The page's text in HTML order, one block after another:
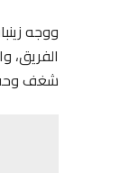
ووجه
الفريق،
شغف وحب